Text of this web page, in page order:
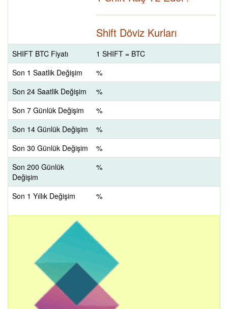
Shift Döviz Kurları
SHIFT BTC Fiyatı
1 SHIFT = BTC
Son 1 Saatlik Değişim
%
Son 24 Saatlik Değişim
%
Son 7 Günlük Değişim
%
Son 14 Günlük Değişim
%
Son 30 Günlük Değişim
%
Son 200 Günlük
Değişim
%
Son 1 Yıllık Değişim %